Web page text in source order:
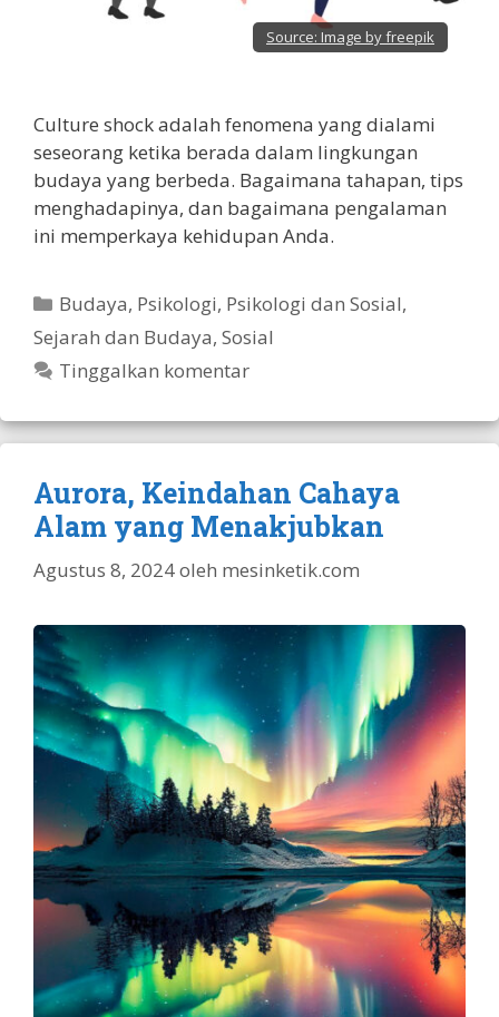
Source: Image by freepik
Culture shock adalah fenomena yang dialami
seseorang ketika berada dalam lingkungan
budaya yang berbeda. Bagaimana tahapan, tips
menghadapinya, dan bagaimana pengalaman
ini memperkaya kehidupan Anda.
Kategori
Budaya, Psikologi, Psikologi dan Sosial,
Sejarah dan Budaya, Sosial
Tinggalkan komentar
Aurora, Keindahan Cahaya
Alam yang Menakjubkan
Agustus 8, 2024oleh mesinketik.com